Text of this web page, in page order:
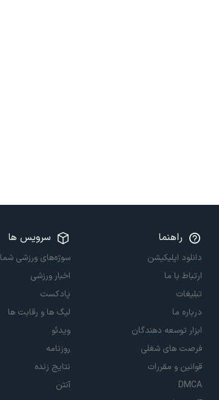
راهنما
دانلود اپلیکیشن
ارتباط با ما
تبلیغات
درباره ما
ابزار توسعه دهندگان
فرصت های شغلی
قوانین و مقررات
DMCA
سرویس ها
سوژه‌های ورزشی شما
اخبار ورزشی
پادکست
لیگ ها و رقابت ها
ویدئو
روزنامه
نتایج زنده
آنتن